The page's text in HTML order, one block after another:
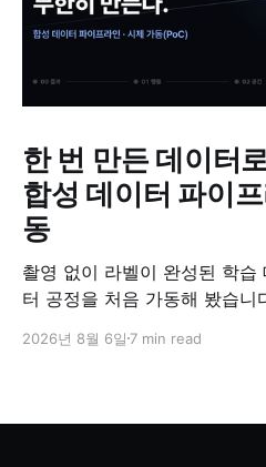
한 번 만든 데이터
합성 데이터 파이
동
촬영 없이 라벨이 완성된 학습
터 공정을 처음 가동해 봤습니
리했습니다.
2026년 8월 6일 7 min read